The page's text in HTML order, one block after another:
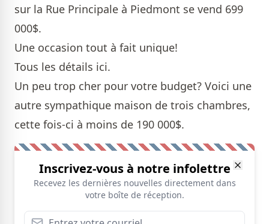
sur la Rue Principale à Piedmont se vend 699
000$.
Une occasion tout à fait unique!
Tous les détails ici.
Un peu trop cher pour votre budget? Voici une
autre sympathique maison de trois chambres,
cette fois-ci à moins de 190 000$.
Inscrivez-vous à notre infolettre
Recevez les dernières nouvelles directement dans
votre boîte de réception.